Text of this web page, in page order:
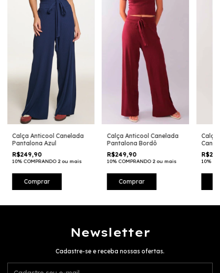
Calça Anticool Canelada
Pantalona Azul
R$249,90
10% COMPRANDO 2 ou mais
Comprar
Calça Anticool Canelada
Pantalona Bordô
R$249,90
10% COMPRANDO 2 ou mais
Comprar
Calça
10%
Newsletter
Cadastre-se e receba nossas ofertas.